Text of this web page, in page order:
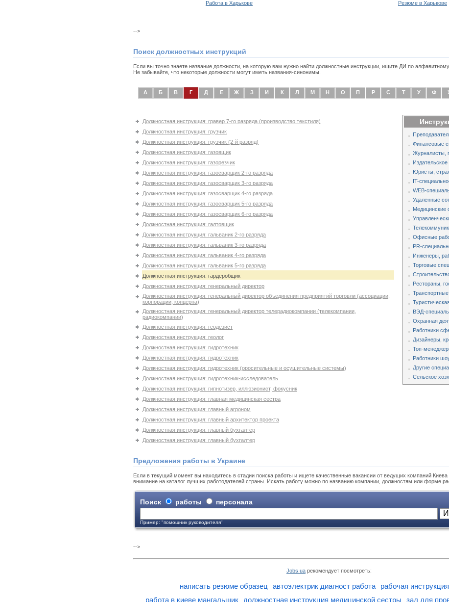
Работа в Харькове
Резюме в Харькове
-->
Поиск должностных инструкций
Если вы точно знаете название должности, на которую вам нужно найти должностные инструкции, ищите ДИ по
Не забывайте, что некоторые должности могут иметь названия-синонимы.
А Б В Г Д Е Ж З И К Л М Н О П Р С Т У Ф
Должностная инструкция: гравер 7-го разряда (производство текстиля)
Должностная инструкция: грузчик
Должностная инструкция: грузчик (2-й разряд)
Должностная инструкция: газовщик
Должностная инструкция: газорезчик
Должностная инструкция: газосварщик 2-го разряда
Должностная инструкция: газосварщик 3-го разряда
Должностная инструкция: газосварщик 4-го разряда
Должностная инструкция: газосварщик 5-го разряда
Должностная инструкция: газосварщик 6-го разряда
Должностная инструкция: галтовщик
Должностная инструкция: гальваник 2-го разряда
Должностная инструкция: гальваник 3-го разряда
Должностная инструкция: гальваник 4-го разряда
Должностная инструкция: гальваник 5-го разряда
Должностная инструкция: гардеробщик
Должностная инструкция: генеральный директор
Должностная инструкция: генеральный директор объединения предприятий торговли (ассоциации,
корпорации, концерна)
Должностная инструкция: генеральный директор телерадиокомпании (телекомпании,
радиокомпании)
Должностная инструкция: геодезист
Должностная инструкция: геолог
Должностная инструкция: гидротехник
Должностная инструкция: гидротехник
Должностная инструкция: гидротехник (оросительные и осушительные системы)
Должностная инструкция: гидротехник-исследователь
Должностная инструкция: гипнотизер, иллюзионист, фокусник
Должностная инструкция: главная медицинская сестра
Должностная инструкция: главный агроном
Должностная инструкция: главный архитектор проекта
Должностная инструкция: главный бухгалтер
Должностная инструкция: главный бухгалтер
Финансовые
Журналисты,
Издательское
Юристы,
IT-
WEB-
Удаленные
Медицинские
Офисные
PR-
Инженеры,
Торговые
Рестораны,
ВЭД-
Охранная
Работники
Дизайнеры,
Топ-
Работники
Другие
Сельское
Предложения работы в Украине
Если в текущий момент вы находитесь в стадии поиска работы и ищете качественные вакансии от ведущих компаний Киева
внимание на каталог лучших работодателей страны. Искать работу можно по названию компании, должностям или форме
Поиск работы персонала
Пример: "помощник руководителя"
-->
Jobs.ua рекомендует посмотреть:
написать резюме образец автоэлектрик диагност работа
рабочая
работа в киеве мангальщик
должностная инструкция медицинской сестры зал для